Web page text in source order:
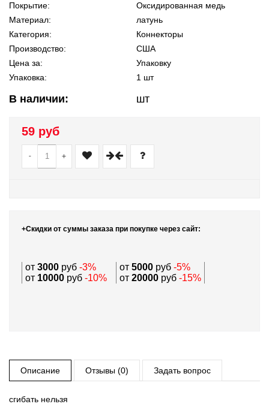
Покрытие:
Оксидированная медь
Материал:
латунь
Категория:
Коннекторы
Производство:
США
Цена за:
Упаковку
Упаковка:
1 шт
В наличии: шт
59 руб
- +
+Скидки от суммы заказа при покупке через сайт:
от 3000 руб -3% от 5000 руб -5%
от 10000 руб -10% от 20000 руб -15%
Описание Отзывы (0) Задать вопрос
сгибать нельзя